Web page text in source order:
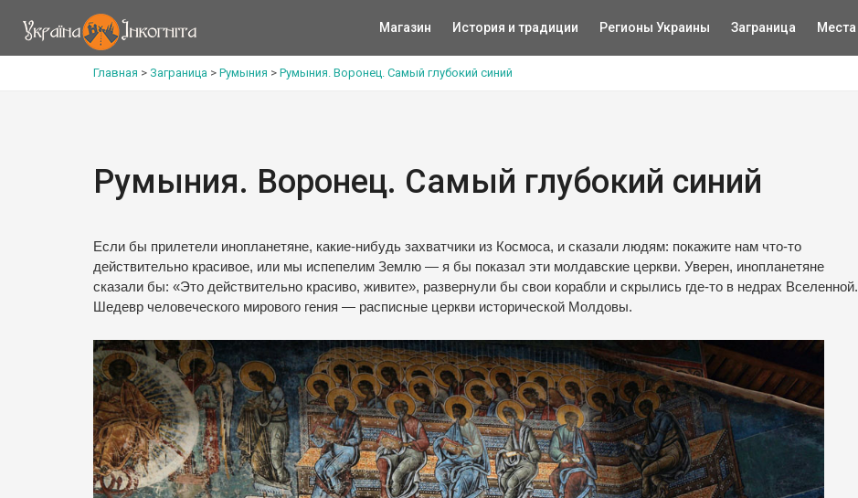
Магазин История и традиции Регионы Украины Заграница Места
Главная > Заграница > Румыния > Румыния. Воронец. Самый глубокий синий
Румыния. Воронец. Самый глубокий синий
Если бы прилетели инопланетяне, какие-нибудь захватчики из Космоса, и сказали людям: покажите нам что-то
действительно красивое, или мы испепелим Землю — я бы показал эти молдавские церкви. Уверен, инопланетяне
сказали бы: «Это действительно красиво, живите», развернули бы свои корабли и скрылись где-то в недрах Вселенной.
Шедевр человеческого мирового гения — расписные церкви исторической Молдовы.